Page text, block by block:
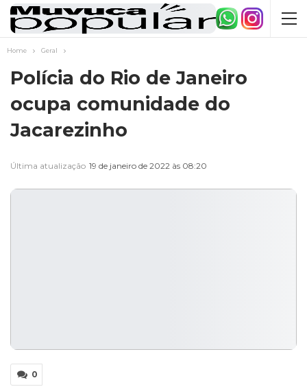
Home Geral
Polícia do Rio de Janeiro
ocupa comunidade do
Jacarezinho
Última atualização 19 de janeiro de 2022 às 08:20
0